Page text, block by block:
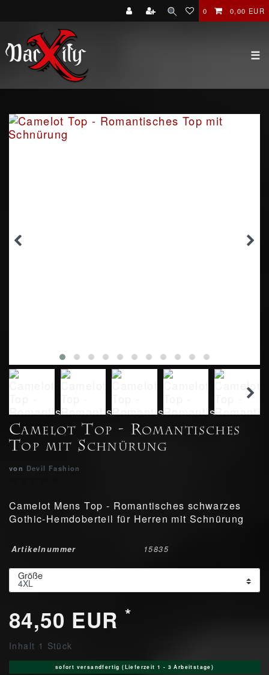
0 0,00 EUR
☰
Camelot Top - Romantisches
Top mit Schnürung
von Devil Fashion
Camelot Mens Top - Romantisches schwarzes
Gothic-Hemdoberteil für Herren mit Schnürung
Artikelnummer 15835
Größe
84,50 EUR *
Inhalt 1 Stück
sofort versandfertig (Lieferzeit 1 - 3 Arbeitstage)